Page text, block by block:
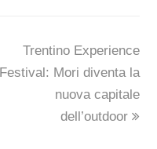
next
post:
Trentino Experience
Festival: Mori diventa la
nuova capitale
dell’outdoor